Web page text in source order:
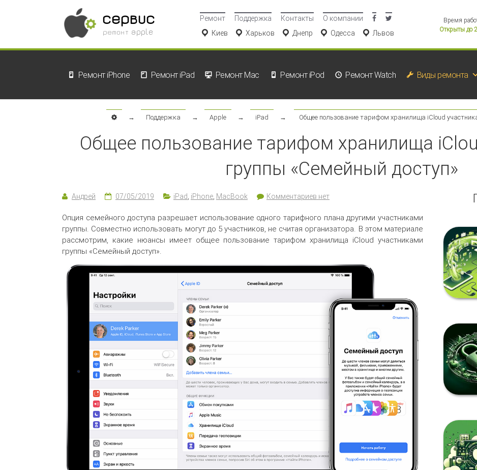
сервис
ремонт apple
Ремонт Поддержка Контакты
О компании
Киев
Харьков Днепр Одесса Львов
Время
Открыты до
Ремонт iPhone Ремонт iPad Ремонт Mac Ремонт iPod Ремонт Watch Виды ремонта
→ Поддержка → Apple → iPad → Общее пользование тарифом хранилища iCloud
Общее пользование тарифом хранилища
группы «Семейный доступ»
Андрей 07/05/2019 iPad, iPhone, MacBook Комментариев нет
Опция семейного доступа разрешает использование одного тарифного плана другими участниками
группы. Совместно использовать могут до 5 участников, не считая организатора. В этом материале
рассмотрим, какие нюансы имеет общее пользование тарифом хранилища iCloud участниками
группы «Семейный доступ».